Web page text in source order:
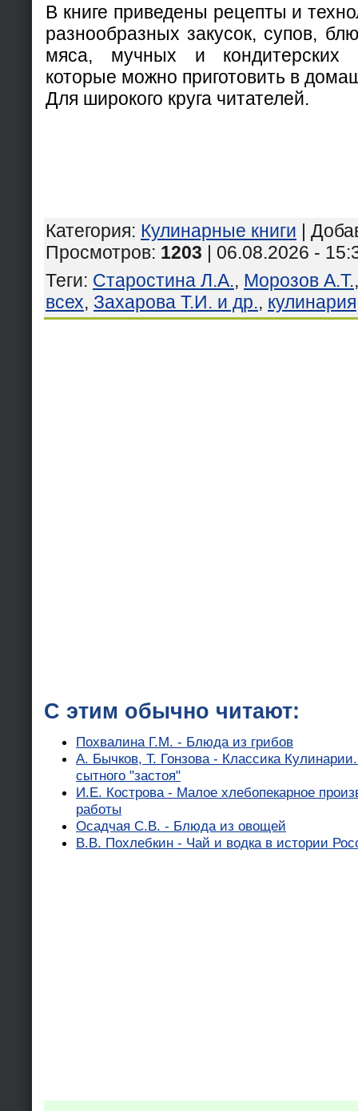
В книге приведены рецепты и
разнообразных закусок, супов,
мяса, мучных и кондитерских
которые можно приготовить в
Для широкого круга читателей.
Категория: Кулинарные книги |
Просмотров: 1203 | 06.08.2026 -
Теги: Старостина Л.А., Морозов А.Т.
всех, Захарова Т.И. и др., кулинария
С этим обычно читают:
Похвалина Г.М. - Блюда из грибов
А. Бычков, Т. Гонзова - Классика
сытного "застоя"
И.Е. Кострова - Малое хлебопекарное
работы
Осадчая С.В. - Блюда из овощей
В.В. Похлебкин - Чай и водка в истории